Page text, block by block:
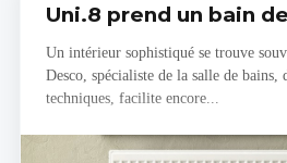
Uni.8 prend un bain
Un intérieur sophistiqué se trouve
Desco, spécialiste de la salle de bains,
techniques, facilite encore...